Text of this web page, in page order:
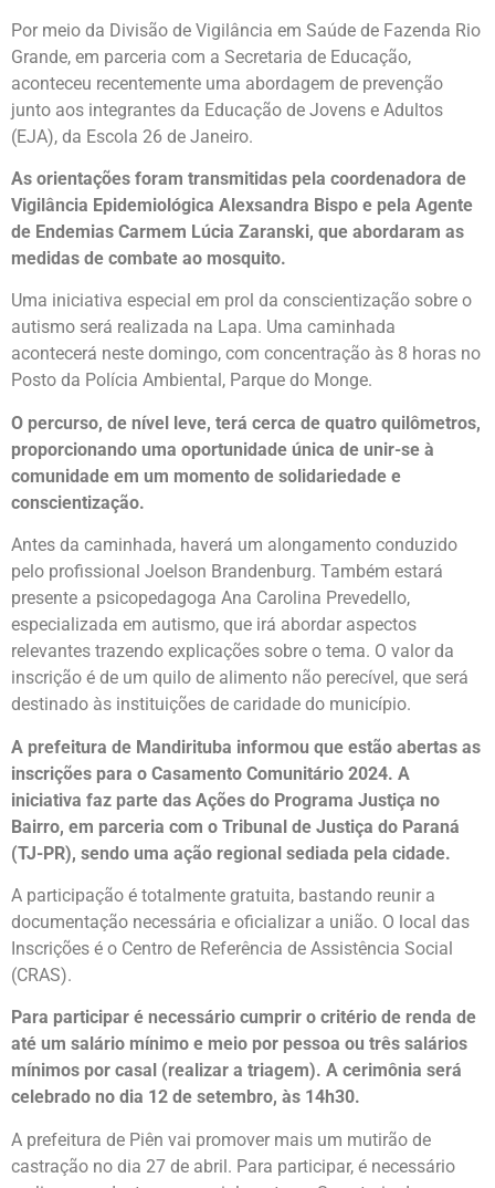
Por meio da Divisão de Vigilância em Saúde de Fazenda Rio
Grande, em parceria com a Secretaria de Educação,
aconteceu recentemente uma abordagem de prevenção
junto aos integrantes da Educação de Jovens e Adultos
(EJA), da Escola 26 de Janeiro.
As orientações foram transmitidas pela coordenadora de
Vigilância Epidemiológica Alexsandra Bispo e pela Agente
de Endemias Carmem Lúcia Zaranski, que abordaram as
medidas de combate ao mosquito.
Uma iniciativa especial em prol da conscientização sobre o
autismo será realizada na Lapa. Uma caminhada
acontecerá neste domingo, com concentração às 8 horas no
Posto da Polícia Ambiental, Parque do Monge.
O percurso, de nível leve, terá cerca de quatro quilômetros,
proporcionando uma oportunidade única de unir-se à
comunidade em um momento de solidariedade e
conscientização.
Antes da caminhada, haverá um alongamento conduzido
pelo profissional Joelson Brandenburg. Também estará
presente a psicopedagoga Ana Carolina Prevedello,
especializada em autismo, que irá abordar aspectos
relevantes trazendo explicações sobre o tema. O valor da
inscrição é de um quilo de alimento não perecível, que será
destinado às instituições de caridade do município.
A prefeitura de Mandirituba informou que estão abertas as
inscrições para o Casamento Comunitário 2024. A
iniciativa faz parte das Ações do Programa Justiça no
Bairro, em parceria com o Tribunal de Justiça do Paraná
(TJ-PR), sendo uma ação regional sediada pela cidade.
A participação é totalmente gratuita, bastando reunir a
documentação necessária e oficializar a união. O local das
Inscrições é o Centro de Referência de Assistência Social
(CRAS).
Para participar é necessário cumprir o critério de renda de
até um salário mínimo e meio por pessoa ou três salários
mínimos por casal (realizar a triagem). A cerimônia será
celebrado no dia 12 de setembro, às 14h30.
A prefeitura de Piên vai promover mais um mutirão de
castração no dia 27 de abril. Para participar, é necessário